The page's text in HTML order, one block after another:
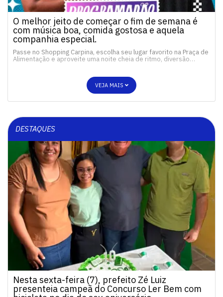
O melhor jeito de começar o fim de semana é
com música boa, comida gostosa e aquela
companhia especial.
Passe no Shopping Carpina, escolha seu lugar favorito na Praça de
Alimentação e aproveite uma noite cheia de ritmo, diversão…
VEJA MAIS
DESTAQUES
Nesta sexta-feira (7), prefeito Zé Luiz
presenteia campeã do Concurso Ler Bem com